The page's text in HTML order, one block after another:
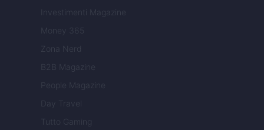
Investimenti Magazine
Money 365
Zona Nerd
B2B Magazine
People Magazine
Day Travel
Tutto Gaming